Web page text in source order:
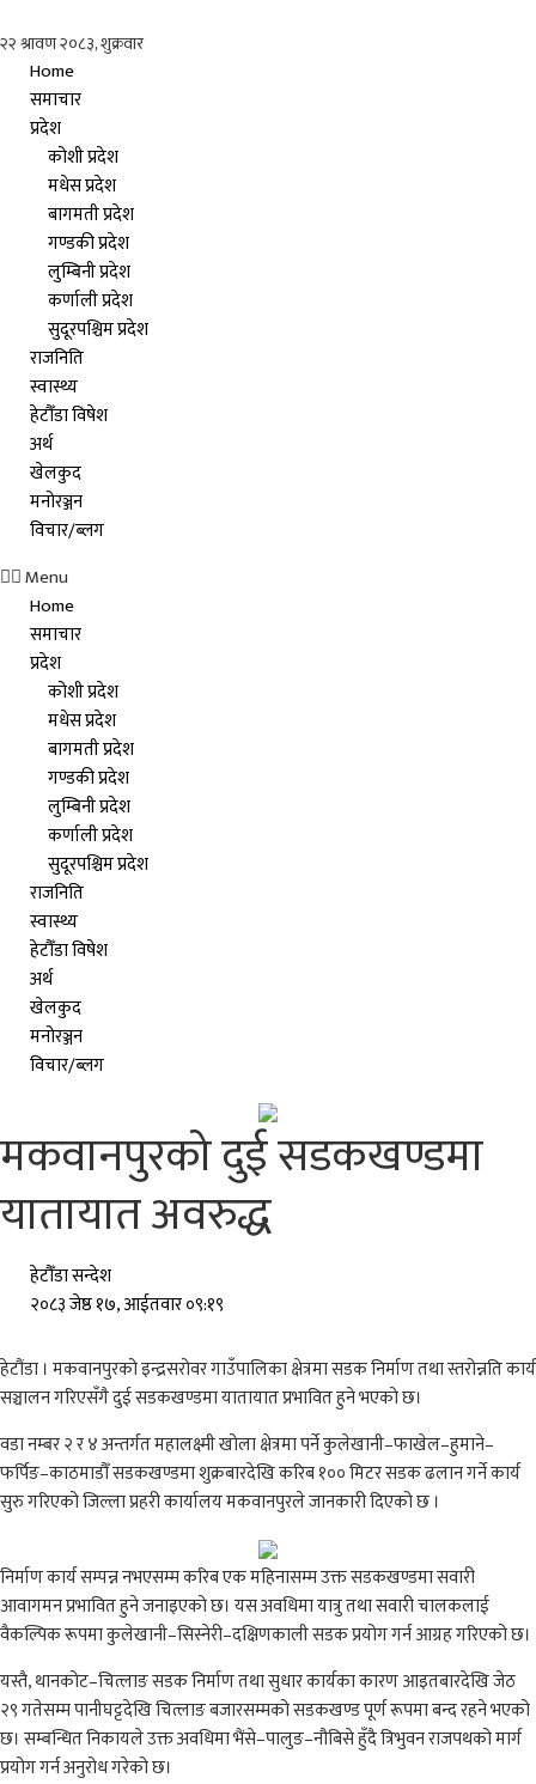
Home
समाचार
प्रदेश
कोशी प्रदेश
मधेस प्रदेश
बागमती प्रदेश
गण्डकी प्रदेश
लुम्बिनी प्रदेश
कर्णाली प्रदेश
सुदूरपश्चिम प्रदेश
राजनिति
स्वास्थ्य
हेटौँडा विषेश
अर्थ
खेलकुद
मनोरञ्जन
विचार/ब्लग
Menu
Home
समाचार
प्रदेश
कोशी प्रदेश
मधेस प्रदेश
बागमती प्रदेश
गण्डकी प्रदेश
लुम्बिनी प्रदेश
कर्णाली प्रदेश
सुदूरपश्चिम प्रदेश
राजनिति
स्वास्थ्य
हेटौँडा विषेश
अर्थ
खेलकुद
मनोरञ्जन
विचार/ब्लग
मकवानपुरको दुई सडकखण्डमा
यातायात अवरुद्ध
हेटौँडा सन्देश
२०८३ जेष्ठ १७, आईतवार ०९:१९
हेटौंडा । मकवानपुरको इन्द्रसरोवर गाउँपालिका क्षेत्रमा सडक निर्माण तथा स्तरोन्नति कार्य
सञ्चालन गरिएसँगै दुई सडकखण्डमा यातायात प्रभावित हुने भएको छ।
वडा नम्बर २ र ४ अन्तर्गत महालक्ष्मी खोला क्षेत्रमा पर्ने कुलेखानी–फाखेल–हुमाने–
फर्पिङ–काठमाडौँ सडकखण्डमा शुक्रबारदेखि करिब १०० मिटर सडक ढलान गर्ने कार्य
सुरु गरिएको जिल्ला प्रहरी कार्यालय मकवानपुरले जानकारी दिएको छ ।
निर्माण कार्य सम्पन्न नभएसम्म करिब एक महिनासम्म उक्त सडकखण्डमा सवारी
आवागमन प्रभावित हुने जनाइएको छ। यस अवधिमा यात्रु तथा सवारी चालकलाई
वैकल्पिक रूपमा कुलेखानी–सिस्नेरी–दक्षिणकाली सडक प्रयोग गर्न आग्रह गरिएको छ।
यस्तै, थानकोट–चित्लाङ सडक निर्माण तथा सुधार कार्यका कारण आइतबारदेखि जेठ
२९ गतेसम्म पानीघट्टदेखि चित्लाङ बजारसम्मको सडकखण्ड पूर्ण रूपमा बन्द रहने भएको
छ। सम्बन्धित निकायले उक्त अवधिमा भैंसे–पालुङ–नौबिसे हुँदै त्रिभुवन राजपथको मार्ग
प्रयोग गर्न अनुरोध गरेको छ।